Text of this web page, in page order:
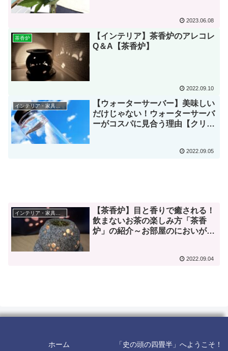
2023.06.08
茶香炉
【インテリア】茶香炉のアレコレ
Q＆A【茶香炉】
2022.09.10
インテリア・家具紹介
【ウォーターサーバー】美味しい
だけじゃない！ウォーターサーバ
ーがコスパに見合う理由【クリク
2022.09.05
インテリア・家具紹介
【茶香炉】目と香りで癒される！
飲まないお茶の楽しみ方「茶香
炉」の紹介～お部屋のにおいが気
2022.09.04
ホーム 「史の頭の四畳半」へようこそ！